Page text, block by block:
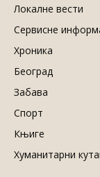
Локалне вести
Сервисне
Хроника
Београд
Забава
Спорт
Књиге
Хуманитарни